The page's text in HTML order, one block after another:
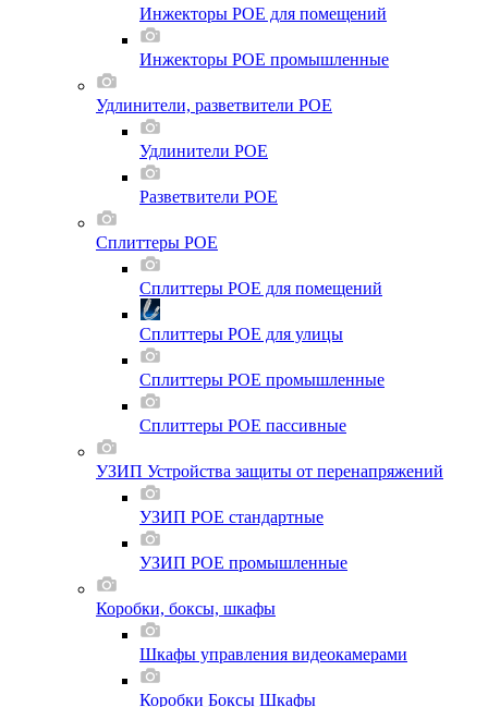
Инжекторы POE для помещений
Инжекторы POE промышленные
Удлинители, разветвители POE
Удлинители POE
Разветвители POE
Сплиттеры POE
Сплиттеры POE для помещений
Сплиттеры POE для улицы
Сплиттеры POE промышленные
Сплиттеры POE пассивные
УЗИП Устройства защиты от перенапряжений
УЗИП POE стандартные
УЗИП POE промышленные
Коробки, боксы, шкафы
Шкафы управления видеокамерами
Коробки Боксы Шкафы